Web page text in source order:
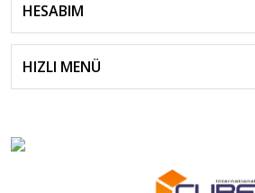
HESABIM
HIZLI MENÜ